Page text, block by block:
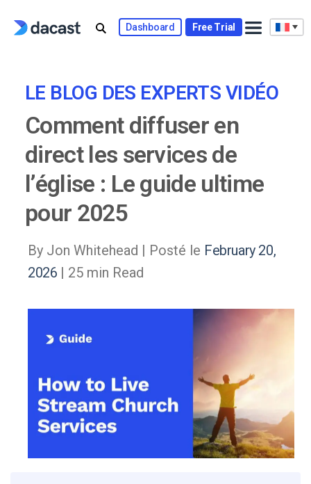
Dashboard Free Trial
LE BLOG DES EXPERTS VIDÉO
Comment diffuser en
direct les services de
l’église : Le guide ultime
pour 2025
By Jon Whitehead | Posté le February 20,
2026 | 25 min Read